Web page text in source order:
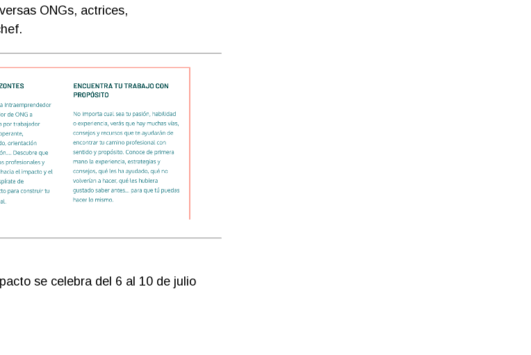
ONGs, actrices,
se celebra del 6 al 10 de julio